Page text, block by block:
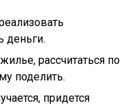
деньги.
рассчитаться по
поделить.
придется